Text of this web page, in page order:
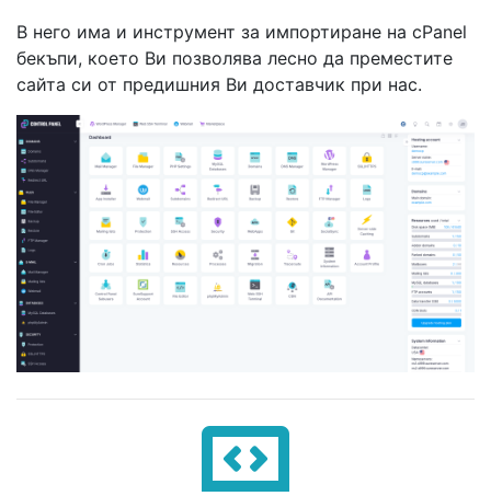
В него има и инструмент за импортиране на cPanel
бекъпи, което Ви позволява лесно да преместите
сайта си от предишния Ви доставчик при нас.